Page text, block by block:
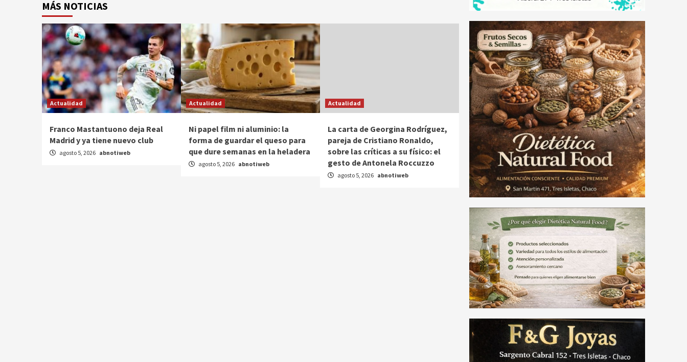
MÁS NOTICIAS
Actualidad
Franco Mastantuono deja Real
Madrid y ya tiene nuevo club
agosto 5, 2026 abnotiweb
Actualidad
Ni papel film ni aluminio: la
forma de guardar el queso para
que dure semanas en la heladera
agosto 5, 2026 abnotiweb
Actualidad
La carta de Georgina Rodríguez,
pareja de Cristiano Ronaldo,
sobre las críticas a su físico: el
gesto de Antonela Roccuzzo
agosto 5, 2026 abnotiweb